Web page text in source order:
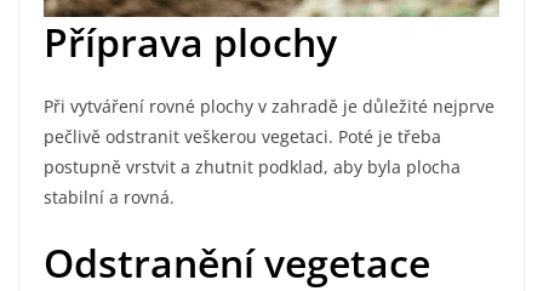
Příprava plochy
Při vytváření rovné plochy v zahradě je důležité nejprve
pečlivě odstranit veškerou vegetaci. Poté je třeba
postupně vrstvit a zhutnit podklad, aby byla plocha
stabilní a rovná.
Odstranění vegetace